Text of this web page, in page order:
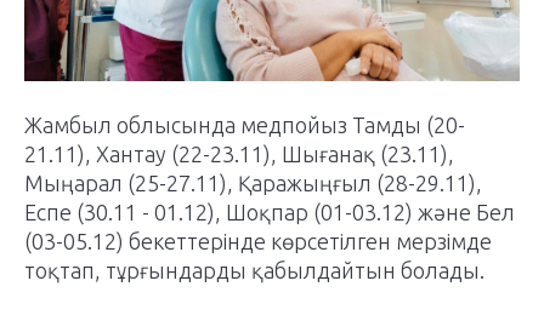
Жамбыл облысында медпойыз Тамды (20-
21.11), Хантау (22-23.11), Шығанақ (23.11),
Мыңарал (25-27.11), Қаражыңғыл (28-29.11),
Еспе (30.11 - 01.12), Шоқпар (01-03.12) және Бел
(03-05.12) бекеттерінде көрсетілген мерзімде
тоқтап, тұрғындарды қабылдайтын болады.